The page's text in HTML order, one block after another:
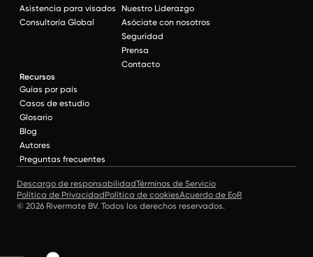
Asistencia para visados
Consultoría Global
Nuestro Liderazgo
Asóciate con nosotros
Seguridad
Prensa
Contacto
Recursos
Guías por país
Casos de estudio
Glosario
Blog
Autores
Preguntas frecuentes
Descargo de responsabilidadTérminos de Servicio
Política de PrivacidadPolítica de cookiesAcuerdo de EoR
© 2026 Rivermate BV. Todos los derechos reservados.